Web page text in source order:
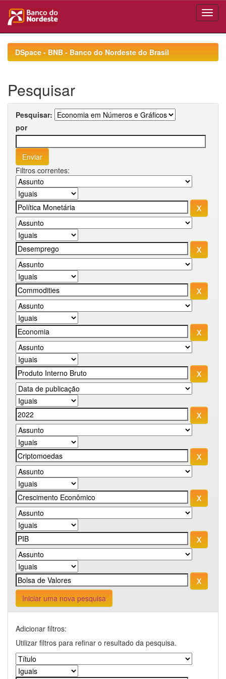
navigationDSpace - BNB - Banco do Nordeste do Brasil
Pesquisar
Pesquisar:
por
Filtros correntes:
Iniciar uma nova pesquisa
Adicionar filtros:
Utilizar filtros para refinar o resultado da pesquisa.